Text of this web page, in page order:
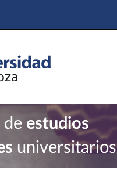
de estudios
universitarios